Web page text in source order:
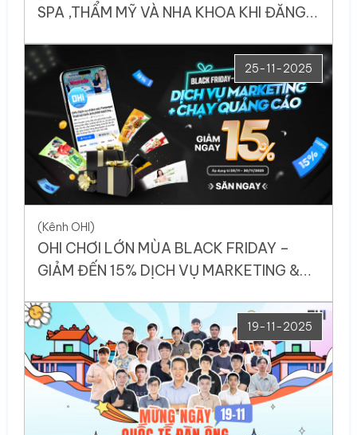
SPA ,THẨM MỸ VÀ NHA KHOA KHI ĐĂNG
25-11-2025
(Kênh OHI)
OHI CHƠI LỚN MÙA BLACK FRIDAY –
GIẢM ĐẾN 15% DỊCH VỤ MARKETING &
19-11-2025